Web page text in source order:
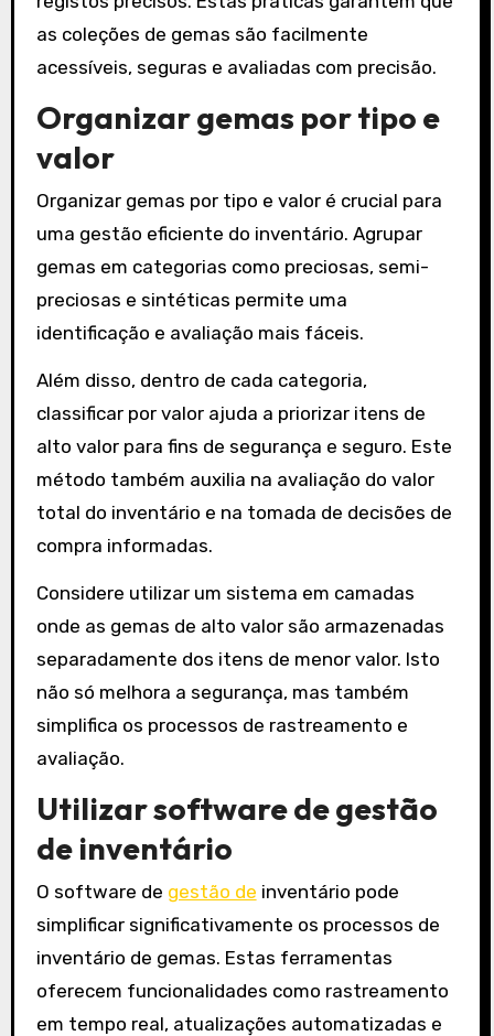
as coleções de gemas são facilmente
acessíveis, seguras e avaliadas com precisão.
Organizar gemas por tipo e
valor
Organizar gemas por tipo e valor é crucial para
uma gestão eficiente do inventário. Agrupar
gemas em categorias como preciosas, semi-
preciosas e sintéticas permite uma
identificação e avaliação mais fáceis.
Além disso, dentro de cada categoria,
classificar por valor ajuda a priorizar itens de
alto valor para fins de segurança e seguro. Este
método também auxilia na avaliação do valor
total do inventário e na tomada de decisões de
compra informadas.
Considere utilizar um sistema em camadas
onde as gemas de alto valor são armazenadas
separadamente dos itens de menor valor. Isto
não só melhora a segurança, mas também
simplifica os processos de rastreamento e
avaliação.
Utilizar software de gestão
de inventário
O software de gestão de inventário pode
simplificar significativamente os processos de
inventário de gemas. Estas ferramentas
oferecem funcionalidades como rastreamento
em tempo real, atualizações automatizadas e